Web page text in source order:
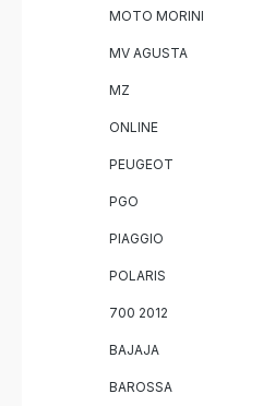
MOTO MORINI
MV AGUSTA
MZ
ONLINE
PEUGEOT
PGO
PIAGGIO
POLARIS
700 2012
BAJAJA
BAROSSA